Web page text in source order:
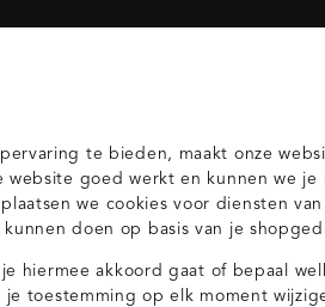
te bieden, maakt onze
website goed werkt en kunnen we je
we cookies voor diensten
doen op basis van je
hiermee akkoord gaat of bepaal
toestemming op elk moment